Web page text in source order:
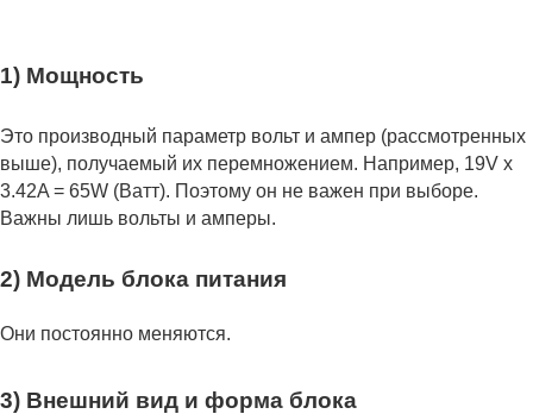
1) Мощность
Это производный параметр вольт и ампер (рассмотренных
выше), получаемый их перемножением. Например, 19V x
3.42A = 65W (Ватт). Поэтому он не важен при выборе.
Важны лишь вольты и амперы.
2) Модель блока питания
Они постоянно меняются.
3) Внешний вид и форма блока